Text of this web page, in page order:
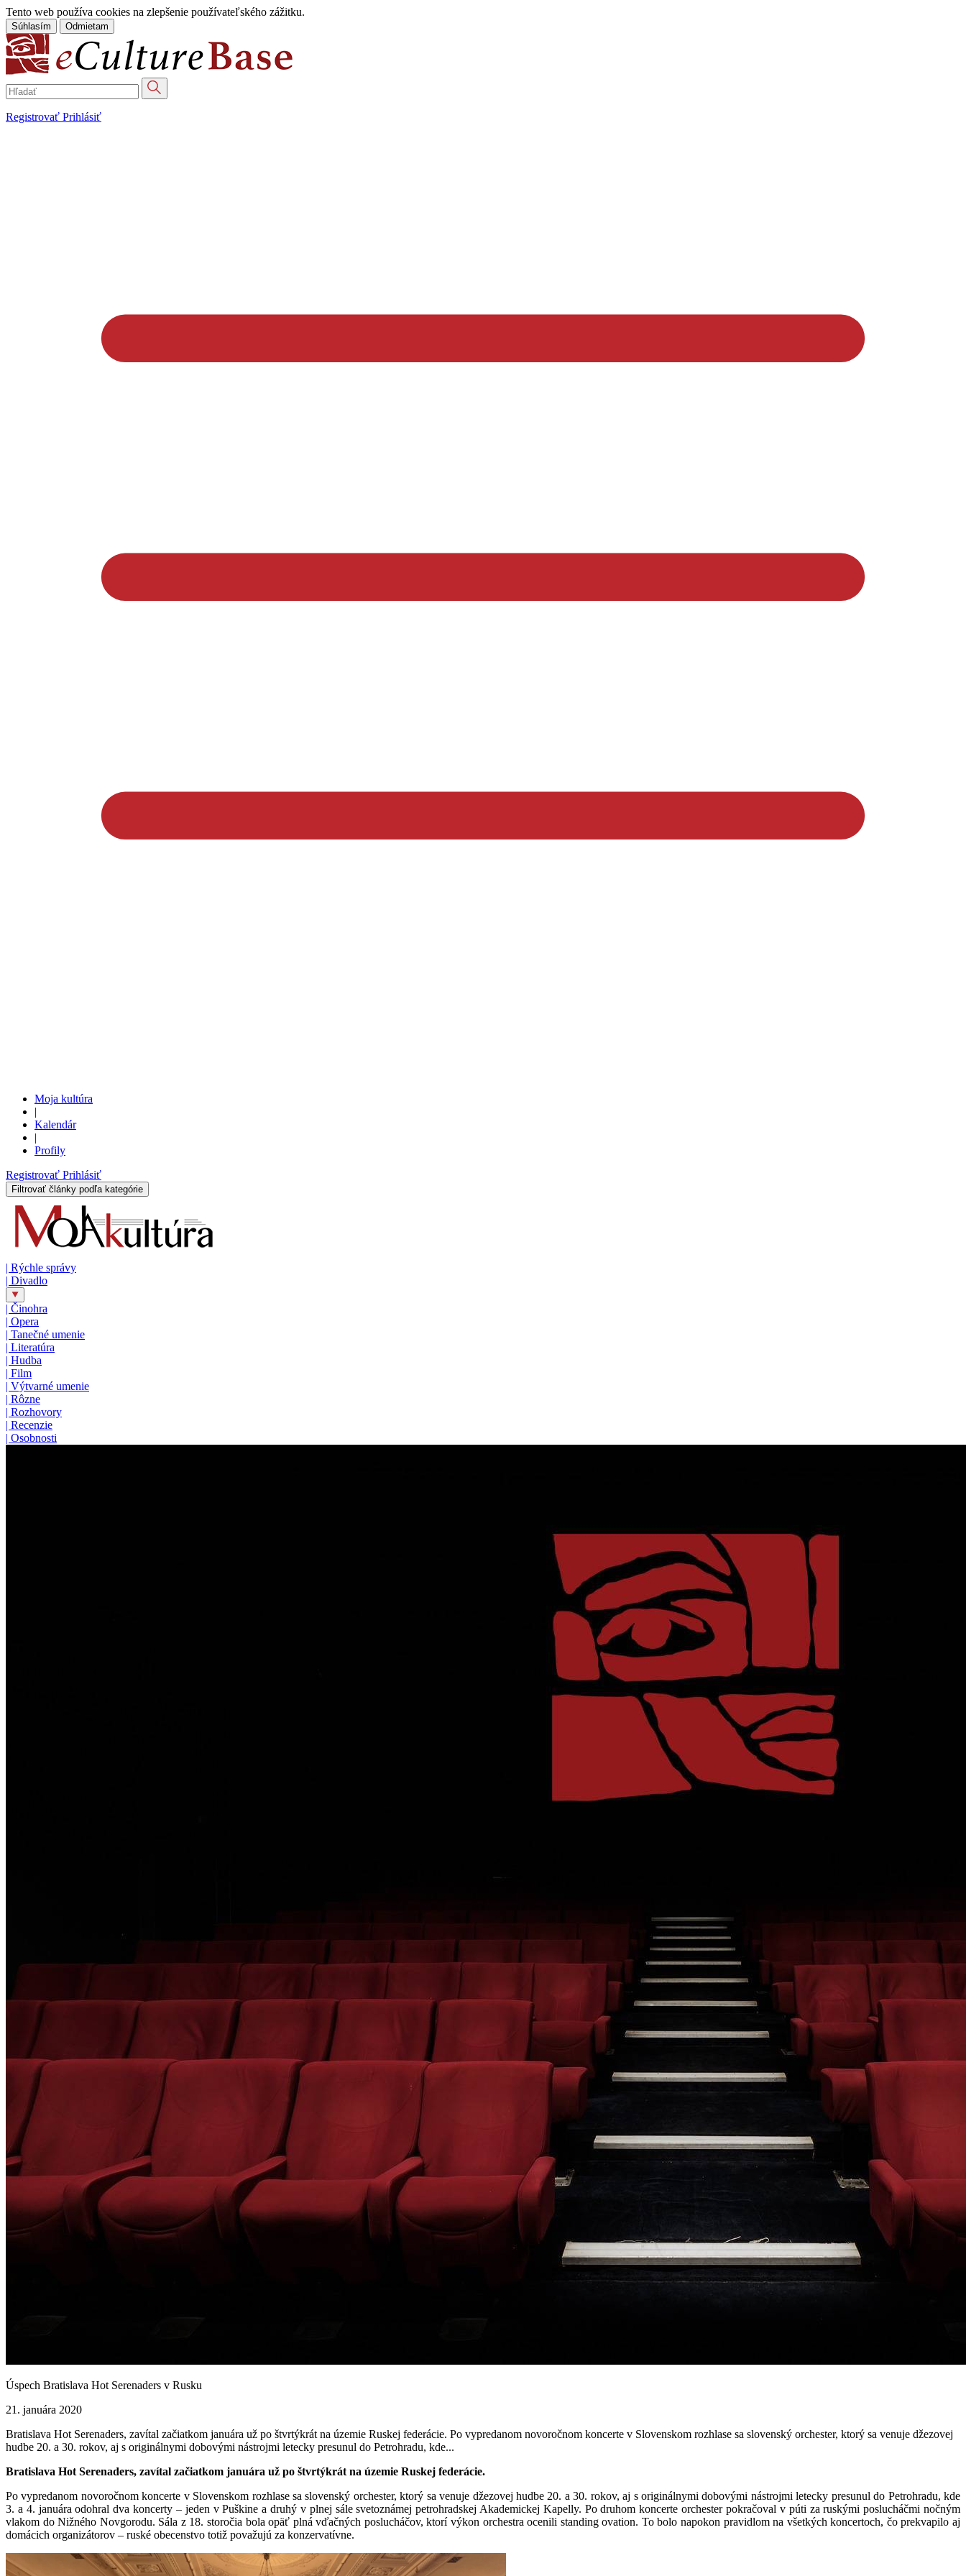
Tento web používa cookies na zlepšenie používateľského zážitku.
Súhlasím Odmietam
Registrovať Prihlásiť
Moja kultúra
|
Kalendár
|
Profily
Registrovať Prihlásiť
Filtrovať články podľa kategórie
| Rýchle správy
| Divadlo
| Činohra
| Opera
| Tanečné umenie
| Literatúra
| Hudba
| Film
| Výtvarné umenie
| Rôzne
| Rozhovory
| Recenzie
| Osobnosti
Úspech Bratislava Hot Serenaders v Rusku
21. januára 2020
Bratislava Hot Serenaders, zavítal začiatkom januára už po štvrtýkrát na územie Ruskej federácie. Po vypredanom novoročnom koncerte v Slovenskom rozhlase sa slovenský orchester, ktorý sa venuje džezovej
hudbe 20. a 30. rokov, aj s originálnymi dobovými nástrojmi letecky presunul do Petrohradu, kde...
Bratislava Hot Serenaders, zavítal začiatkom januára už po štvrtýkrát na územie Ruskej federácie.
Po vypredanom novoročnom koncerte v Slovenskom rozhlase sa slovenský orchester, ktorý sa venuje džezovej hudbe 20. a 30. rokov, aj s originálnymi dobovými nástrojmi letecky presunul do Petrohradu, kde
3. a 4. januára odohral dva koncerty – jeden v Puškine a druhý v plnej sále svetoznámej petrohradskej Akademickej Kapelly. Po druhom koncerte orchester pokračoval v púti za ruskými poslucháčmi nočným
vlakom do Nižného Novgorodu. Sála z 18. storočia bola opäť plná vďačných poslucháčov, ktorí výkon orchestra ocenili standing ovation. To bolo napokon pravidlom na všetkých koncertoch, čo prekvapilo aj
domácich organizátorov – ruské obecenstvo totiž považujú za konzervatívne.